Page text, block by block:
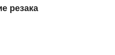
резака